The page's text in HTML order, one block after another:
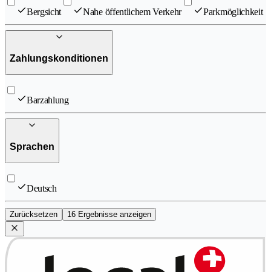
Bergsicht Nahe öffentlichem Verkehr Parkmöglichkeit
Zahlungskonditionen
Barzahlung
Sprachen
Deutsch
Zurücksetzen 16 Ergebnisse anzeigen